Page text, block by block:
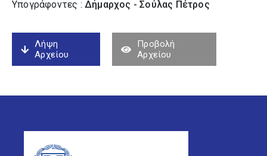
Υπογράφοντες : Δήμαρχος - Σούλας Πέτρος
Λήψη
Αρχείου
Προβολή
Αρχείου